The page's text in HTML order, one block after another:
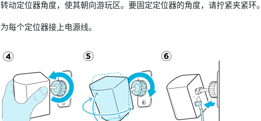
转动定位器角度，使其朝向游玩区。要固定定位器的角度，请拧紧夹紧环。
为每个定位器接上电源线。